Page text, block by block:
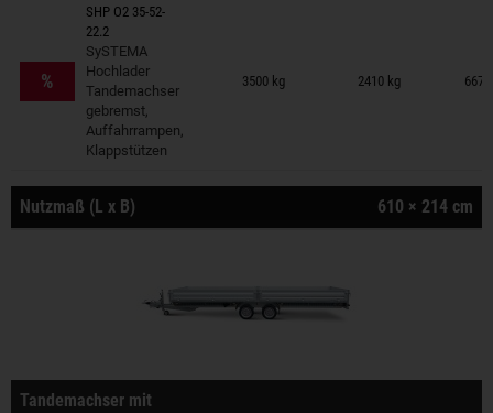
%
SHP O2 35-52-
22.2
SySTEMA
Hochlader
Tandemachser
gebremst,
Auffahrrampen,
Klappstützen
3500 kg 2410 kg 667
Anhänger auf Merkzettel
Nutzmaß (L x B) 610 × 214 cm
Tandemachser mit